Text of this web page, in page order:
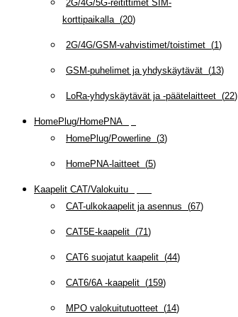
2G/4G/5G-reitittimet SIM-
korttipaikalla (20)
2G/4G/GSM-vahvistimet/toistimet (1)
GSM-puhelimet ja yhdyskäytävät (13)
LoRa-yhdyskäytävät ja -päätelaitteet (22)
HomePlug/HomePNA
HomePlug/Powerline (3)
HomePNA-laitteet (5)
Kaapelit CAT/Valokuitu
CAT-ulkokaapelit ja asennus (67)
CAT5E-kaapelit (71)
CAT6 suojatut kaapelit (44)
CAT6/6A -kaapelit (159)
MPO valokuitutuotteet (14)